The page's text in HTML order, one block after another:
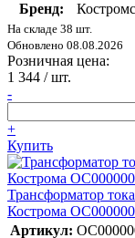
Бренд:
На складе 38 шт.
Обновлено 08.08.2026
Розничная цена:
1 344 / шт.
-
+
Купить
Трансформатор
Кострома
Артикул: